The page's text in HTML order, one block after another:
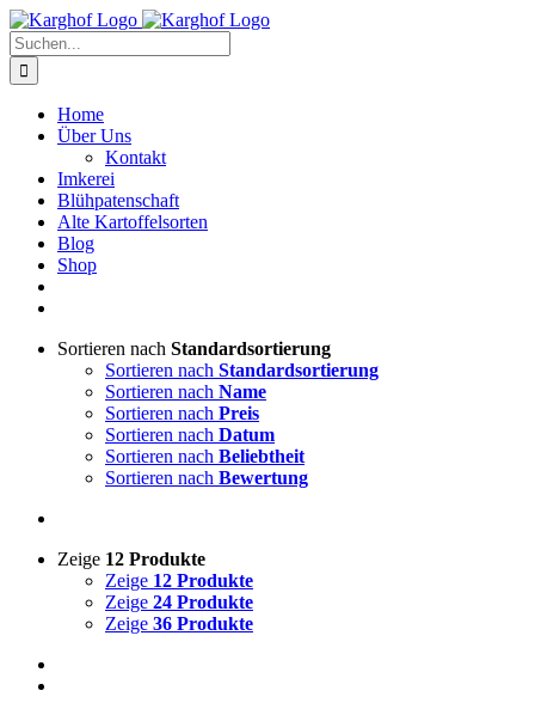
Zum
Inhalt
springen
Instagram
Facebook
Suche
nach:
Home
Über Uns
Kontakt
Imkerei
Blühpatenschaft
Alte Kartoffelsorten
Blog
Shop
Sortieren nach Standardsortierung
Sortieren nach Standardsortierung
Sortieren nach Name
Sortieren nach Preis
Sortieren nach Datum
Sortieren nach Beliebtheit
Sortieren nach Bewertung
Zeige 12 Produkte
Zeige 12 Produkte
Zeige 24 Produkte
Zeige 36 Produkte